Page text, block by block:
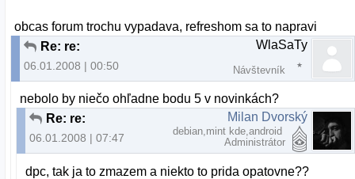
obcas forum trochu vypadava, refreshom sa to napravi
Re: re:
06.01.2008 | 00:50
WlaSaTy
Návštevník
nebolo by niečo ohľadne bodu 5 v novinkách?
Re: re:
06.01.2008 | 07:47
Milan Dvorský
debian,mint kde,android
Administrátor
dpc, tak ja to zmazem a niekto to prida opatovne??